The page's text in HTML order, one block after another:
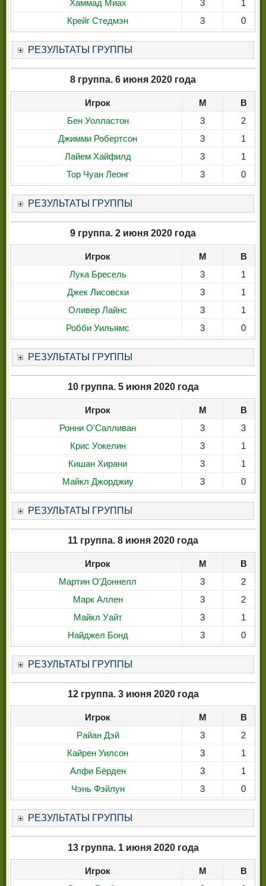
Хаммад Миах 3
1
Крейг Стедмэн
3 0
РЕЗУЛЬТАТЫ ГРУППЫ
8 группа. 6 июня 2020 года
Игрок М
В
Бен Уолластон
3
2
Джимми Робертсон
3
1
Лайем Хайфилд
3
1
Тор Чуан Леонг
3 0
РЕЗУЛЬТАТЫ ГРУППЫ
9 группа. 2 июня 2020 года
Игрок М
В
Лука Бресель
3
1
Джек Лисовски
3
1
Оливер Лайнс
3
1
Робби Уильямс
3 0
РЕЗУЛЬТАТЫ ГРУППЫ
10 группа. 5 июня 2020 года
Игрок М
В
Ронни О'Салливан
3
3
Крис Уокелин
3
1
Кишан Хирани
3
1
Майкл Джорджиу
3 0
РЕЗУЛЬТАТЫ ГРУППЫ
11 группа. 8 июня 2020 года
Игрок М
В
Мартин О'Доннелл
3
2
Марк Аллен
3
2
Майкл Уайт
3
1
Найджел Бонд
3 0
РЕЗУЛЬТАТЫ ГРУППЫ
12 группа. 3 июня 2020 года
Игрок М
В
Райан Дэй
3
2
Кайрен Уилсон
3
1
Алфи Бёрден
3
1
Чэнь Фэйлун
3 0
РЕЗУЛЬТАТЫ ГРУППЫ
13 группа. 1 июня 2020 года
Игрок М
В